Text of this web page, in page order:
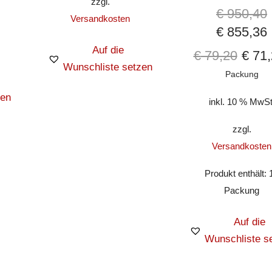
während oxidativer Stress reduziert wird – für
schnellere Regeneration.
und Magnesiumchlorid.
AKG (Alpha-Ketoglutarat)
Versandkosten
Auf die
Wunschliste setzen
€950,40
€ 855,36
€79,20 €
Packung
inkl. 10 %
zzgl.
Versandkosten
Produkt enthält:
Packung
Auf die
Wunschliste